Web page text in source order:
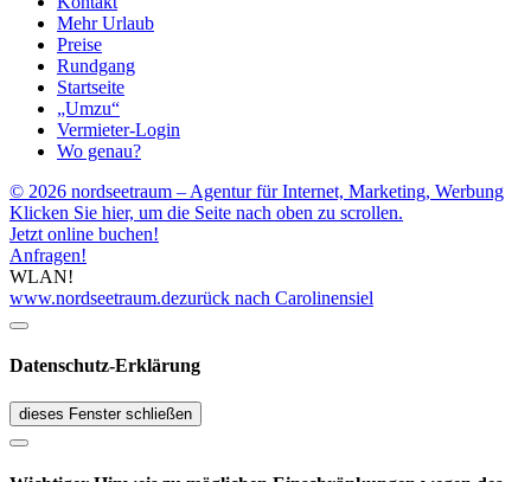
Mehr Urlaub
Preise
Rundgang
Startseite
„Umzu“
Vermieter-Login
Wo genau?
© 2026 nordseetraum – Agentur für Internet, Marketing, Werbung
Klicken Sie hier, um die Seite nach oben zu scrollen.
Jetzt online buchen!
Anfragen!
WLAN!
www.nordseetraum.dezurück nach Carolinensiel
Datenschutz-Erklärung
dieses Fenster schließen